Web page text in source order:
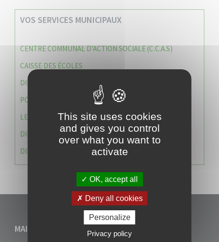
VOS SERVICES MUNICIPAUX
CENTRE COMMUNAL D’ACTION SOCIALE (C.C.A.S)
CAISSE DES ÉCOLES
DIRECTION DES SERVICES TECHNIQUES
POLICE MUNICIPALE
LE CABINET DU MAIRE
DIRECTION DES RESSOURCES ET MOYENS
DIRECTION DU DEVELLOPPEMENT URBAIN DURABL
MAIRIE DU VAUCLIN
This site uses cookies
and gives you control
over what you want to
activate
OK, accept all
Deny all cookies
Personalize
Privacy policy